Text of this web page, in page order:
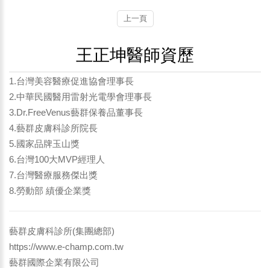
上一頁
王正坤醫師資歷
1.台灣美容醫療促進協會理事長
2.中華民國醫用雷射光電學會理事長
3.Dr.FreeVenus藝群保養品董事長
4.藝群皮膚科診所院長
5.國家品牌玉山獎
6.台灣100大MVP經理人
7.台灣醫療服務傑出獎
8.勞動部 績優企業獎
藝群皮膚科診所(集團總部)
https://www.e-champ.com.tw
藝群國際企業有限公司